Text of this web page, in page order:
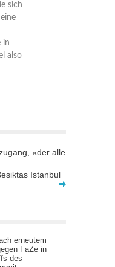
sich
in
also
«der alle
Istanbul
erneutem
FaZe in
des